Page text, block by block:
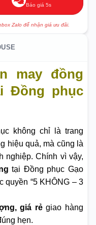
Báo giá 5s
Zalo để nhận giá ưu đãi.
may đồng
Đồng phục
không chỉ là trang
hiệu quả, mà cũng là
nghiệp. Chính vì vậy,
tại Đồng phục Gạo
quyền “5 KHÔNG – 3
giá rẻgiao hàng
hẹn.